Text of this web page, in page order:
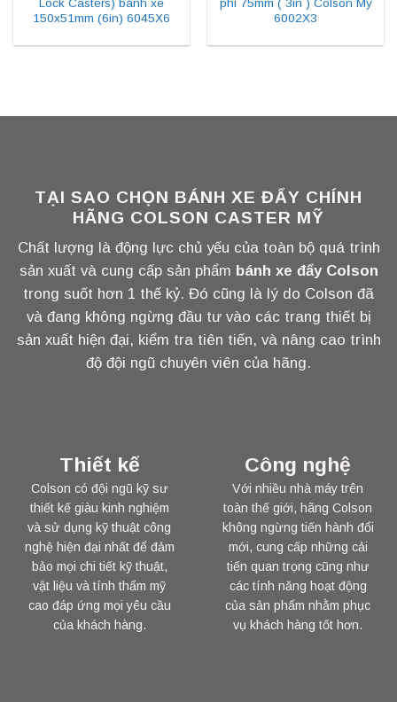
Lock Casters) bánh xe
150x51mm (6in) 6045X6
phi 75mm ( 3in ) Colson Mỹ
6002X3
TẠI SAO CHỌN BÁNH XE ĐẨY CHÍNH
HÃNG COLSON CASTER MỸ
Chất lượng là động lực chủ yếu của toàn bộ quá trình
sản xuất và cung cấp sản phẩm bánh xe đẩy Colson
trong suốt hơn 1 thế kỷ. Đó cũng là lý do Colson đã
và đang không ngừng đầu tư vào các trang thiết bị
sản xuất hiện đại, kiểm tra tiên tiến, và nâng cao trình
độ đội ngũ chuyên viên của hãng.
Thiết kế
Colson có đội ngũ kỹ sư
thiết kế giàu kinh nghiệm
và sử dụng kỹ thuật công
nghệ hiện đại nhất để đảm
bảo mọi chi tiết kỹ thuật,
vật liệu và tính thẩm mỹ
cao đáp ứng mọi yêu cầu
của khách hàng.
Công nghệ
Với nhiều nhà máy trên
toàn thế giới, hãng Colson
không ngừng tiến hành đổi
mới, cung cấp những cải
tiến quan trọng cũng như
các tính năng hoạt động
của sản phẩm nhằm phục
vụ khách hàng tốt hơn.